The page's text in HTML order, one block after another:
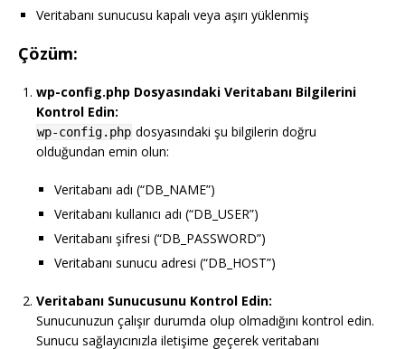
Veritabanı sunucusu kapalı veya aşırı yüklenmiş
Çözüm:
wp-config.php Dosyasındaki Veritabanı Bilgilerini
Kontrol Edin:
wp-config.php dosyasındaki şu bilgilerin doğru
olduğundan emin olun:
Veritabanı adı (“DB_NAME”)
Veritabanı kullanıcı adı (“DB_USER”)
Veritabanı şifresi (“DB_PASSWORD”)
Veritabanı sunucu adresi (“DB_HOST”)
Veritabanı Sunucusunu Kontrol Edin:
Sunucunuzun çalışır durumda olup olmadığını kontrol edin.
Sunucu sağlayıcınızla iletişime geçerek veritabanı